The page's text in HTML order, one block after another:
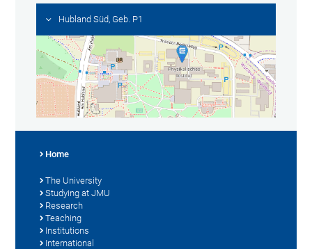
Hubland Süd, Geb. P1
Home
The University
Studying at JMU
Research
Teaching
Institutions
International